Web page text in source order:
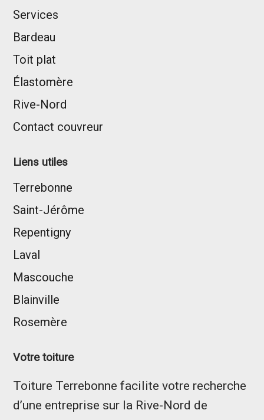
Services
Bardeau
Toit plat
Élastomère
Rive-Nord
Contact couvreur
Liens utiles
Terrebonne
Saint-Jérôme
Repentigny
Laval
Mascouche
Blainville
Rosemère
Votre toiture
Toiture Terrebonne facilite votre recherche
d’une entreprise sur la Rive-Nord de